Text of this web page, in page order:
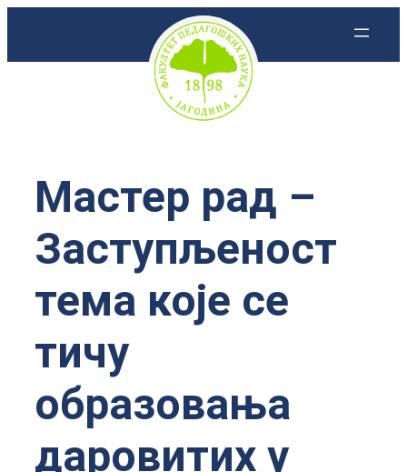
Мастер рад –
Заступљеност
тема које се
тичу
образовања
даровитих у